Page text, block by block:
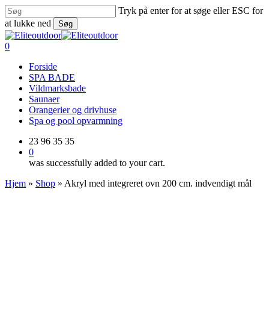
Skip
to
main
content
Tryk på enter for at søge eller ESC for
at lukke ned
Søg
Close
Search
0
Forside
SPA BADE
Vildmarksbade
Saunaer
Orangerier og drivhuse
Spa og pool opvarmning
23 96 35 35
0
was successfully added to your cart.
Hjem » Shop » Akryl med integreret ovn 200 cm. indvendigt mål